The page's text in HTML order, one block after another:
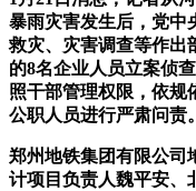
暴雨灾害发生后，党中
救灾、灾害调查等作出
的8名企业人员立案侦
照干部管理权限，依规
公职人员进行严肃问责。
郑州地铁集团有限公司
计项目负责人魏平安、